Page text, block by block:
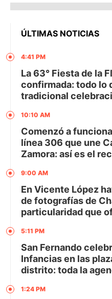
ÚLTIMAS NOTICIAS
4:41 PM
La 63° Fiesta de la
confirmada: todo lo
tradicional
10:10 AM
Comenzó a
línea 306 que une
Zamora: así es el
9:00 AM
En Vicente López
de fotografías de
particularidad que
5:11 PM
San Fernando
Infancias en las
distrito: toda la
1:24 PM